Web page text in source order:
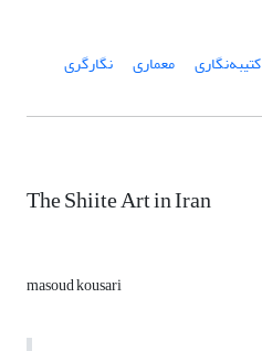
کتیبه‌نگاری معماری نگارگری
The Shiite Art in Iran
masoud kousari